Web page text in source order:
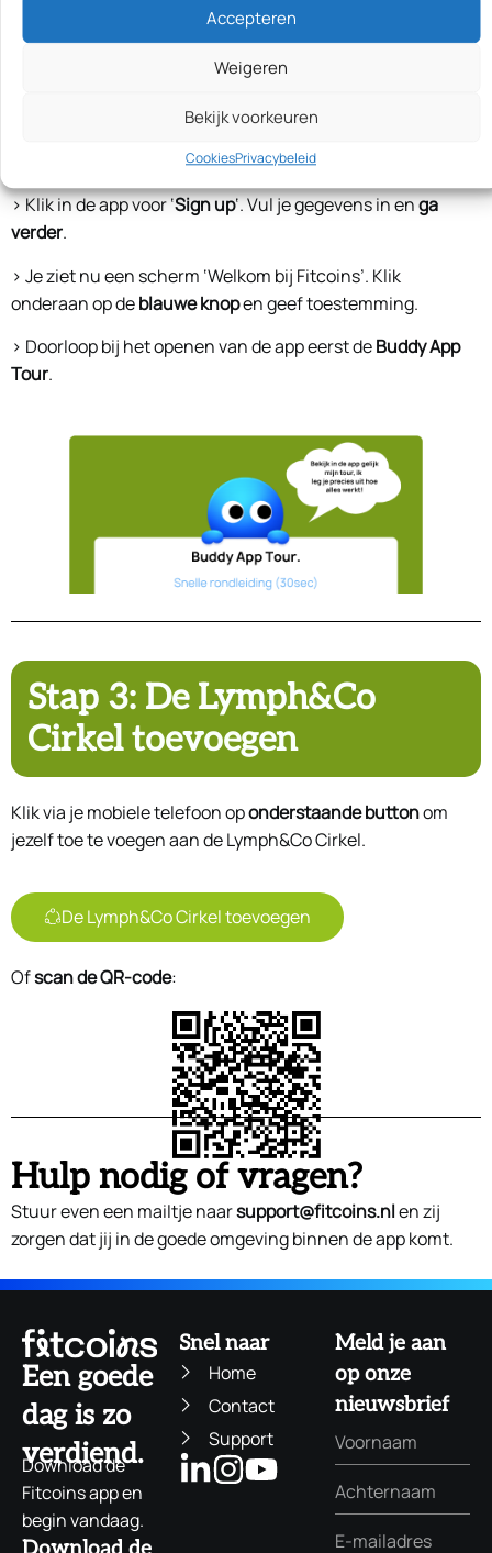
Accepteren
Weigeren
Bekijk voorkeuren
CookiesPrivacybeleid
Stap 2: Maak een account
Volg de stappen hieronder:
> Klik in de app voor ‘Sign up‘. Vul je gegevens in enga
verder.
> Je ziet nu een scherm ‘Welkom bij Fitcoins’. Klik
onderaan op deblauwe knopen geef toestemming.
> Doorloop bij het openen van de app eerst deBuddy App
Tour.
Stap 3: De Lymph&Co
Cirkel toevoegen
Klik via je mobiele telefoon oponderstaande buttonom
jezelf toe te voegen aan de Lymph&Co Cirkel.
De Lymph&Co Cirkel toevoegen
Ofscan de QR-code:
Hulp nodig of vragen?
Stuur even een mailtje naarsupport@fitcoins.nlen zij
zorgen dat jij in de goede omgeving binnen de app komt.
Een goede
dag is zo
verdiend.
Download de
Fitcoins app en
begin vandaag.
Snel naar
Home
Contact
Support
Meld je aan
op onze
nieuwsbrief